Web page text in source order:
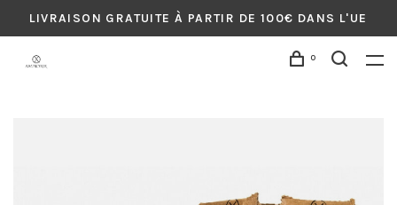
LIVRAISON GRATUITE À PARTIR DE 100€ DANS L'UE
0